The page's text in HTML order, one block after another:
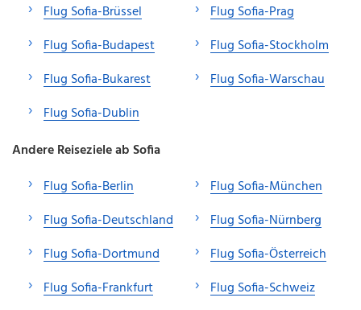
Flug Sofia-Brüssel
Flug Sofia-Budapest
Flug Sofia-Bukarest
Flug Sofia-Dublin
Flug Sofia-Prag
Flug Sofia-Stockholm
Flug Sofia-Warschau
Andere Reiseziele ab Sofia
Flug Sofia-Berlin
Flug Sofia-Deutschland
Flug Sofia-Dortmund
Flug Sofia-Frankfurt
Flug Sofia-München
Flug Sofia-Nürnberg
Flug Sofia-Österreich
Flug Sofia-Schweiz